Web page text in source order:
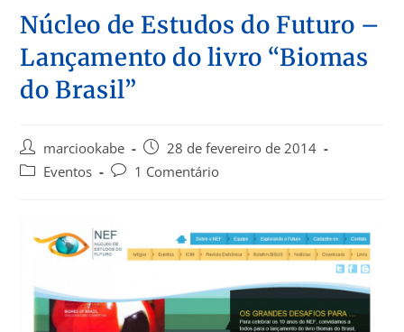
Núcleo de Estudos do Futuro –
Lançamento do livro “Biomas
do Brasil”
marciookabe
28 de fevereiro de 2014
Eventos
1 Comentário